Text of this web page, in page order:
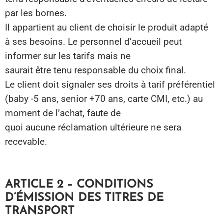
par les bornes.
Il appartient au client de choisir le produit adapté
à ses besoins. Le personnel d’accueil peut
informer sur les tarifs mais ne
saurait être tenu responsable du choix final.
Le client doit signaler ses droits à tarif préférentiel
(baby -5 ans, senior +70 ans, carte CMI, etc.) au
moment de l’achat, faute de
quoi aucune réclamation ultérieure ne sera
recevable.
ARTICLE 2 – CONDITIONS
D’ÉMISSION DES TITRES DE
TRANSPORT